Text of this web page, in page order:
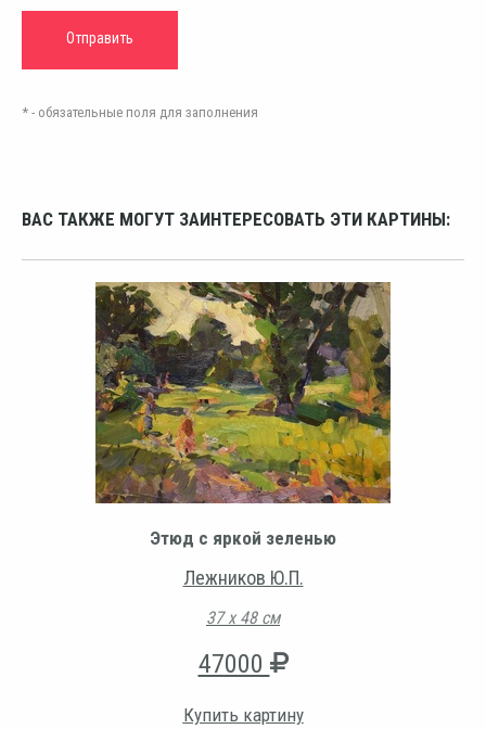
* - обязательные поля для заполнения
ВАС ТАКЖЕ МОГУТ ЗАИНТЕРЕСОВАТЬ ЭТИ КАРТИНЫ:
Этюд с яркой зеленью
Лежников Ю.П.
37 х 48 см
47000
Купить картину